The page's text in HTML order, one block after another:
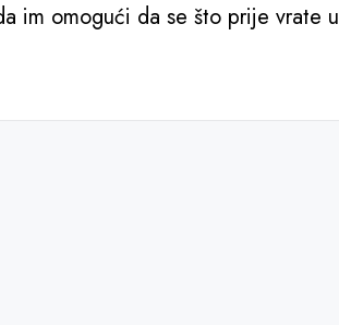
im omogući da se što prije vrate u